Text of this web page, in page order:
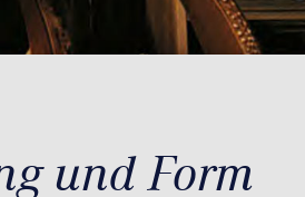
und Form